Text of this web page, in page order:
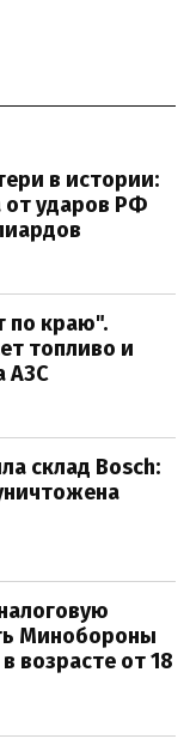
в истории:
от ударов РФ
по краю".
топливо и
АЗС
склад Bosch:
Минобороны
возрасте от 18